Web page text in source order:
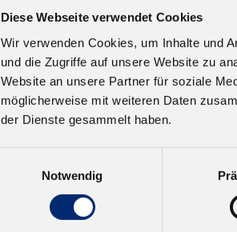
Diese Webseite verwendet Cookies
Wir verwenden Cookies, um Inhalte und
und die Zugriffe auf unsere Website zu
Website an unsere Partner für soziale
möglicherweise mit weiteren Daten
der Dienste gesammelt haben.
Notwendig
33 Stück pro Palette